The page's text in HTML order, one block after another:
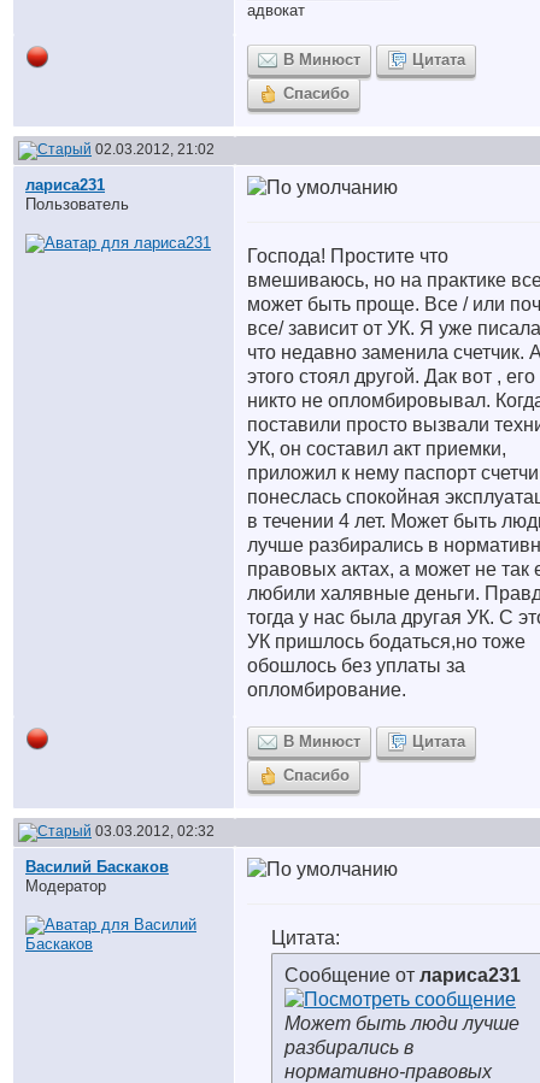
адвокат
В Минюст
Цитата
Спасибо
02.03.2012, 21:02
лариса231
Пользователь
Господа! Простите что
вмешиваюсь, но на практике
может быть проще. Все / или
все/ зависит от УК. Я уже
что недавно заменила счетчик.
этого стоял другой. Дак вот , его
никто не опломбировывал.
поставили просто вызвали
УК, он составил акт приемки,
приложил к нему паспорт
понеслась спокойная
в течении 4 лет. Может быть
лучше разбирались в
правовых актах, а может не так
любили халявные деньги.
тогда у нас была другая УК. С
УК пришлось бодаться,но тоже
обошлось без уплаты за
опломбирование.
В Минюст
Цитата
Спасибо
03.03.2012, 02:32
Василий Баскаков
Модератор
Цитата:
Сообщение от лариса231
Может быть люди лучше
разбирались в
нормативно-правовых